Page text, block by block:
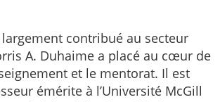
largement contribué au secteur
A. Duhaime a placé au cœur de
et le mentorat. Il est
émérite à l’Université McGill